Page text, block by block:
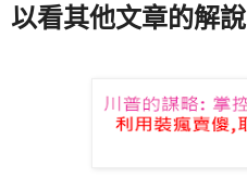
以看其他文章的解說